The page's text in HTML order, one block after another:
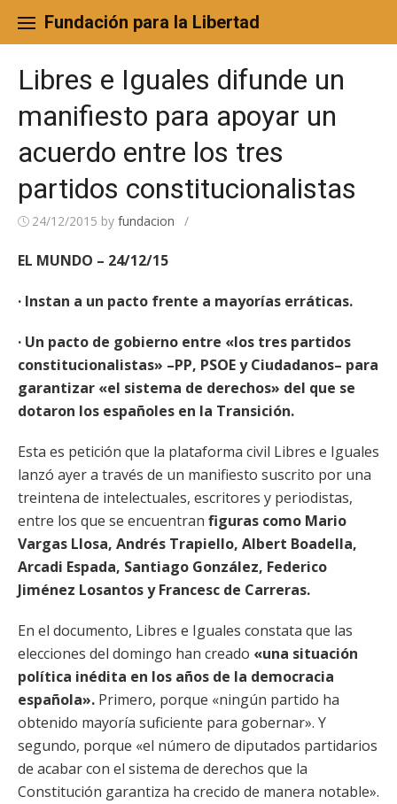
content
Fundación para la Libertad
Libres e Iguales difunde un
manifiesto para apoyar un
acuerdo entre los tres
partidos constitucionalistas
24/12/2015 by fundacion /
EL MUNDO – 24/12/15
· Instan a un pacto frente a mayorías erráticas.
· Un pacto de gobierno entre «los tres partidos
constitucionalistas» –PP, PSOE y Ciudadanos– para
garantizar «el sistema de derechos» del que se
dotaron los españoles en la Transición.
Esta es petición que la plataforma civil Libres e Iguales
lanzó ayer a través de un manifiesto suscrito por una
treintena de intelectuales, escritores y periodistas,
entre los que se encuentran figuras como Mario
Vargas Llosa, Andrés Trapiello, Albert Boadella,
Arcadi Espada, Santiago González, Federico
Jiménez Losantos y Francesc de Carreras.
En el documento, Libres e Iguales constata que las
elecciones del domingo han creado «una situación
política inédita en los años de la democracia
española». Primero, porque «ningún partido ha
obtenido mayoría suficiente para gobernar». Y
segundo, porque «el número de diputados partidarios
de acabar con el sistema de derechos que la
Constitución garantiza ha crecido de manera notable».